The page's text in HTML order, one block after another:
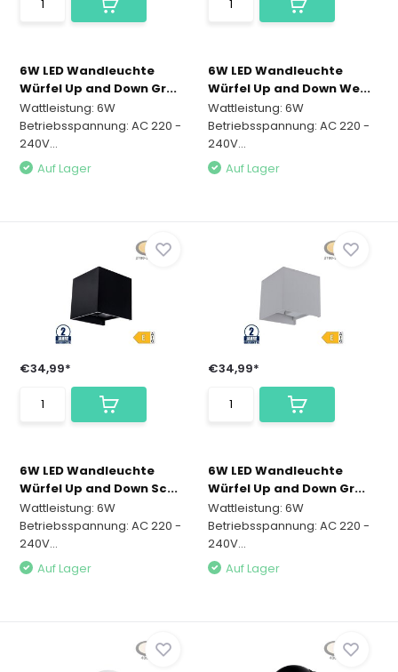
6W LED Wandleuchte
Würfel Up and Down Gr...
Wattleistung: 6W
Betriebsspannung: AC 220 -
240V...
Auf Lager
6W LED Wandleuchte
Würfel Up and Down We...
Wattleistung: 6W
Betriebsspannung: AC 220 -
240V...
Auf Lager
€34,99*
6W LED Wandleuchte
Würfel Up and Down Sc...
Wattleistung: 6W
Betriebsspannung: AC 220 -
240V...
Auf Lager
€34,99*
6W LED Wandleuchte
Würfel Up and Down Gr...
Wattleistung: 6W
Betriebsspannung: AC 220 -
240V...
Auf Lager